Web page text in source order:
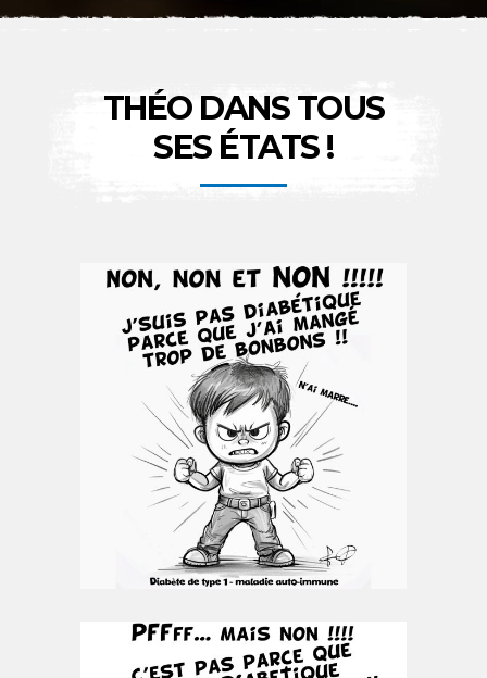
THÉO DANS TOUS
SES ÉTATS !